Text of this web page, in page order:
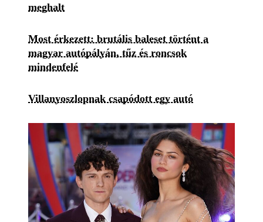
meghalt
Most érkezett: brutális baleset történt a
magyar autópályán, tűz és roncsok
mindenfelé
Villanyoszlopnak csapódott egy autó